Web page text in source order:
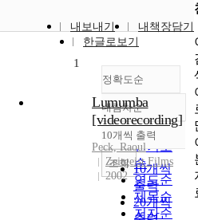
내보내기
내책장담기
한글로보기
정확도순
정확도
순
인기도
순
연도순
제목순
저자순
내림차순
내림차순
10개씩 출력
10개씩
출력
20개씩
조회
1
Lumumba
[videorecording]
Peck, Raoul
Zeitgeist Films
2002